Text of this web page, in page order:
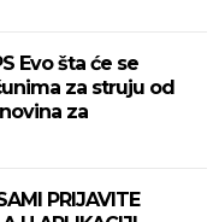
Evo šta će se
za struju od
za
PRIJAVITE